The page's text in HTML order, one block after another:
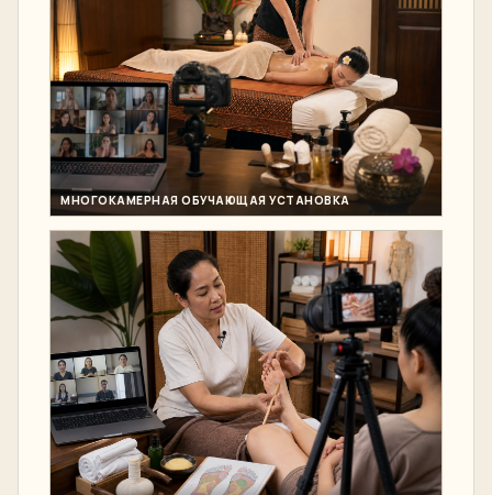
МНОГОКАМЕРНАЯ ОБУЧАЮЩАЯ УСТАНОВКА